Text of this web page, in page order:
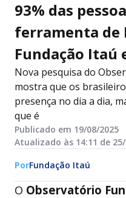
93% das
ferramenta de
Fundação Itaú
Nova pesquisa do
mostra que os
presença no dia a dia,
que é
Publicado em 19/08/2025
Atualizado às 14:11 de
PorFundação Itaú
O Observatório